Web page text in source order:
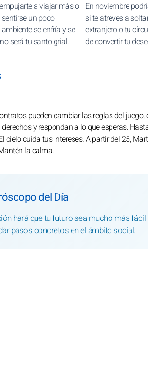
a viajar más o
un poco
se enfría y se
será tu santo grial.
En noviembre
si te atreves a
extranjero o tu
de convertir tu
pueden cambiar las reglas del
y respondan a lo que esperas.
cuida tus intereses. A partir del 25,
la calma.
del Día
hará que tu futuro sea mucho más
pasos concretos en el ámbito social.